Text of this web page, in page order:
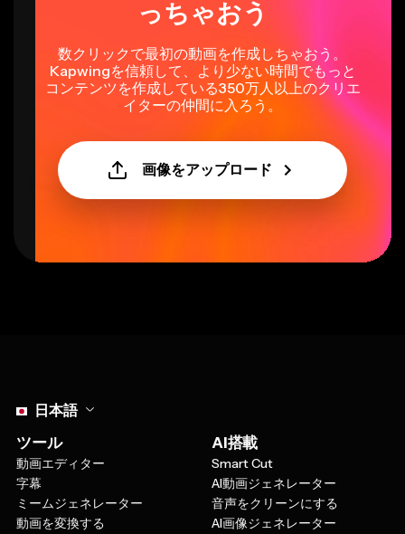
っちゃおう
数クリックで最初の動画を作成しちゃおう。
Kapwingを信頼して、より少ない時間でもっと
コンテンツを作成している350万人以上のクリエ
イターの仲間に入ろう。
画像をアップロード
日本語
ツール
動画エディター
字幕
ミームジェネレーター
動画を変換する
AI搭載
Smart Cut
AI動画ジェネレーター
音声をクリーンにする
AI画像ジェネレーター